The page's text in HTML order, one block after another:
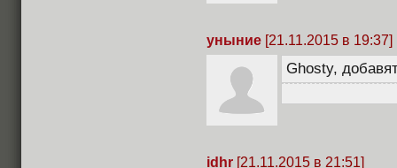
уныние [21.11.2015 в 19:37]
Ghosty,
idhr [21.11.2015 в 21:51]